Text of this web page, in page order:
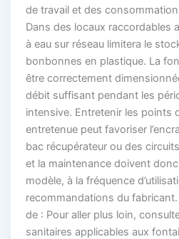
de travail et des
Dans des locaux raccordables
à eau sur réseau limitera le
bonbonnes en plastique. La
être correctement
débit suffisant pendant les
intensive. Entretenir les points
entretenue peut favoriser
bac récupérateur ou des
et la maintenance doivent
modèle, à la fréquence
recommandations du
de : Pour aller plus loin,
sanitaires applicables aux